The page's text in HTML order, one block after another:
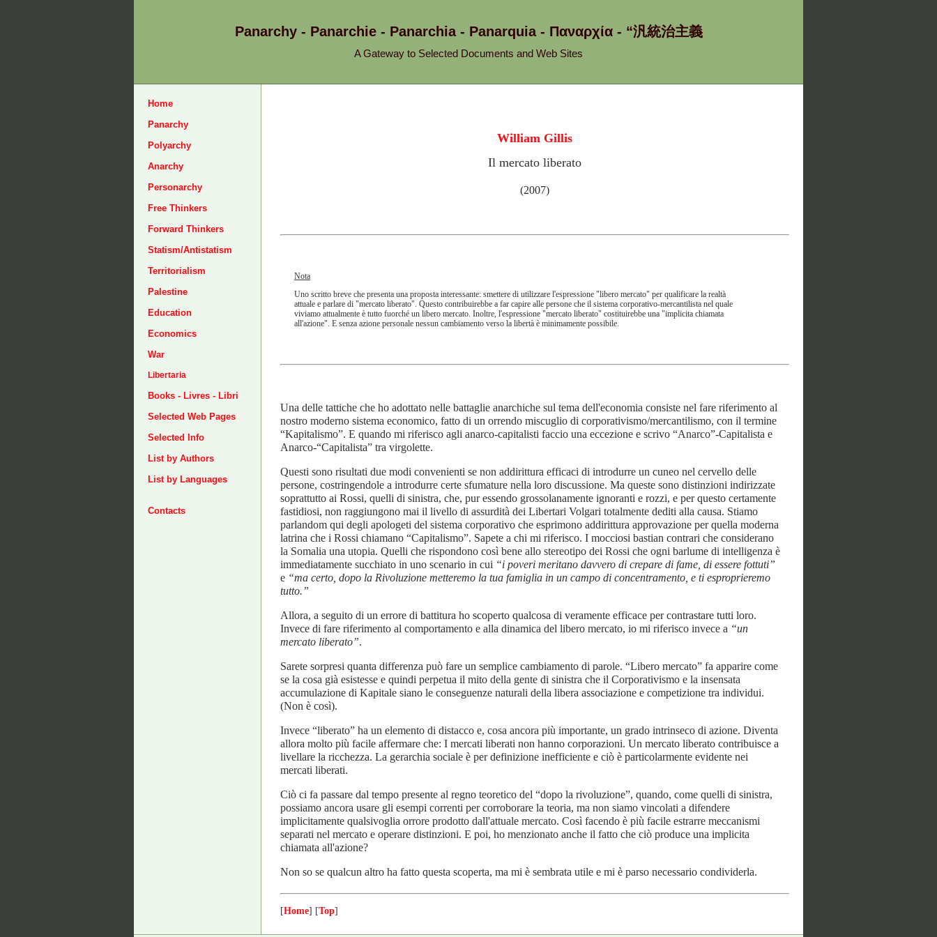
Panarchy - Panarchie - Panarchia - Panarquia - Παναρχία - “汎統治主義
A Gateway to Selected Documents and Web Sites
Home
Panarchy
Polyarchy
Anarchy
Personarchy
Free Thinkers
Forward Thinkers
Statism/Antistatism
Territorialism
Palestine
Education
Economics
War
Libertaria
Books - Livres - Libri
Selected Web Pages
Selected Info
List by Authors
List by Languages
Contacts
William Gillis
Il mercato liberato
(2007)
Nota
Uno scritto breve che presenta una proposta interessante: smettere di utilizzare l'espressione "libero mercato" per qualificare la realtà
attuale e parlare di "mercato liberato". Questo contribuirebbe a far capire alle persone che il sistema corporativo-mercantilista nel quale
viviamo attualmente è tutto fuorché un libero mercato. Inoltre, l'espressione "mercato liberato" costituirebbe una "implicita chiamata
all'azione". E senza azione personale nessun cambiamento verso la libertà è minimamente possibile.
Una delle tattiche che ho adottato nelle battaglie anarchiche sul tema dell'economia consiste nel fare riferimento al
nostro moderno sistema economico, fatto di un orrendo miscuglio di corporativismo/mercantilismo, con il termine
“Kapitalismo”. E quando mi riferisco agli anarco-capitalisti faccio una eccezione e scrivo “Anarco”-Capitalista e
Anarco-“Capitalista” tra virgolette.
Questi sono risultati due modi convenienti se non addirittura efficaci di introdurre un cuneo nel cervello delle
persone, costringendole a introdurre certe sfumature nella loro discussione. Ma queste sono distinzioni indirizzate
soprattutto ai Rossi, quelli di sinistra, che, pur essendo grossolanamente ignoranti e rozzi, e per questo certamente
fastidiosi, non raggiungono mai il livello di assurdità dei Libertari Volgari totalmente dediti alla causa. Stiamo
parlandom qui degli apologeti del sistema corporativo che esprimono addirittura approvazione per quella moderna
latrina che i Rossi chiamano “Capitalismo”. Sapete a chi mi riferisco. I mocciosi bastian contrari che considerano
la Somalia una utopia. Quelli che rispondono così bene allo stereotipo dei Rossi che ogni barlume di intelligenza è
immediatamente succhiato in uno scenario in cui “i poveri meritano davvero di crepare di fame, di essere fottuti”
e “ma certo, dopo la Rivoluzione metteremo la tua famiglia in un campo di concentramento, e ti esproprieremo
tutto.”
Allora, a seguito di un errore di battitura ho scoperto qualcosa di veramente efficace per contrastare tutti loro.
Invece di fare riferimento al comportamento e alla dinamica del libero mercato, io mi riferisco invece a “un
mercato liberato”.
Sarete sorpresi quanta differenza può fare un semplice cambiamento di parole. “Libero mercato” fa apparire come
se la cosa già esistesse e quindi perpetua il mito della gente di sinistra che il Corporativismo e la insensata
accumulazione di Kapitale siano le conseguenze naturali della libera associazione e competizione tra individui.
(Non è così).
Invece “liberato” ha un elemento di distacco e, cosa ancora più importante, un grado intrinseco di azione. Diventa
allora molto più facile affermare che: I mercati liberati non hanno corporazioni. Un mercato liberato contribuisce a
livellare la ricchezza. La gerarchia sociale è per definizione inefficiente e ciò è particolarmente evidente nei
mercati liberati.
Ciò ci fa passare dal tempo presente al regno teoretico del “dopo la rivoluzione”, quando, come quelli di sinistra,
possiamo ancora usare gli esempi correnti per corroborare la teoria, ma non siamo vincolati a difendere
implicitamente qualsivoglia orrore prodotto dall'attuale mercato. Così facendo è più facile estrarre meccanismi
separati nel mercato e operare distinzioni. E poi, ho menzionato anche il fatto che ciò produce una implicita
chiamata all'azione?
Non so se qualcun altro ha fatto questa scoperta, ma mi è sembrata utile e mi è parso necessario condividerla.
[Home] [Top]